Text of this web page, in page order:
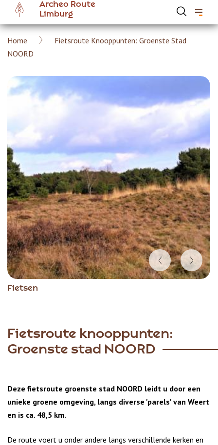
Overslaan
naar
inhoud
Archeo Route
Limburg
Kruimelpad
Home
Fietsroute Knooppunten: Groenste Stad
NOORD
Fietsen
Item
Fietsroute knooppunten:
Groenste stad NOORD
Deze fietsroute groenste stad NOORD leidt u door een
unieke groene omgeving, langs diverse 'parels' van Weert
en is ca. 48,5 km.
De route voert u onder andere langs verschillende kerken en